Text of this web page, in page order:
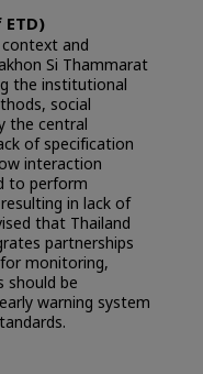
and
Si Thammarat
the institutional
social
the central
of specification
interaction
to perform
in lack of
that Thailand
partnerships
monitoring,
should be
warning system